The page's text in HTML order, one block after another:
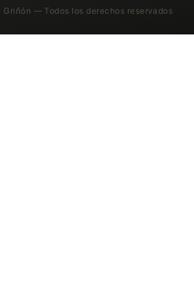
— Todos los derechos reservados